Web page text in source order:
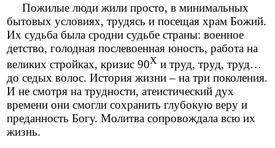
Пожилые люди жили просто, в минимальных
бытовых условиях, трудясь и посещая храм Божий.
Их судьба была сродни судьбе страны: военное
детство, голодная послевоенная юность, работа на
великих стройках, кризис 90Х и труд, труд, труд…
до седых волос. История жизни – на три поколения.
И не смотря на трудности, атеистический дух
времени они смогли сохранить глубокую веру и
преданность Богу. Молитва сопровождала всю их
жизнь.